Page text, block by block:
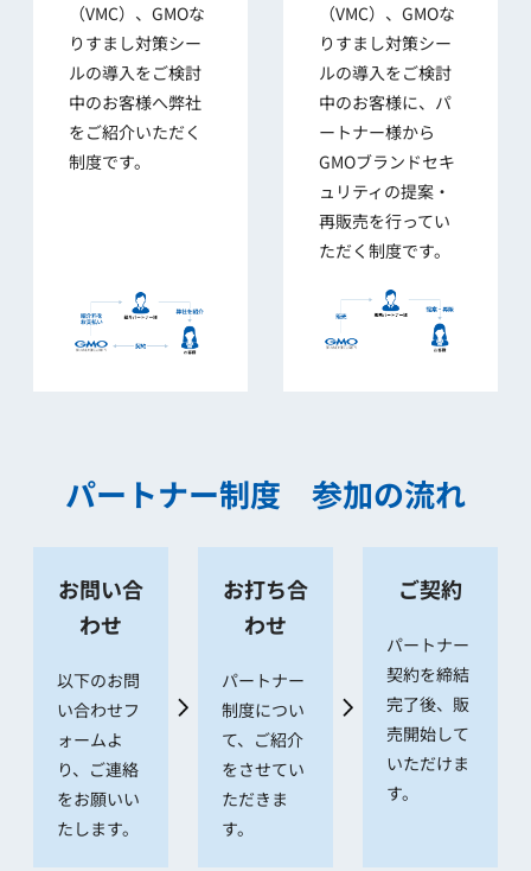
（VMC）、GMOな
りすまし対策シー
ルの導入をご検討
中のお客様へ弊社
をご紹介いただく
制度です。
（VMC）、GMOな
りすまし対策シー
ルの導入をご検討
中のお客様に、パ
ートナー様から
GMOブランドセキ
ュリティの提案・
再販売を行ってい
ただく制度です。
パートナー制度 参加の流れ
お問い合
わせ
以下のお問
い合わせフ
ォームよ
り、ご連絡
をお願いい
たします。
お打ち合
わせ
パートナー
制度につい
て、ご紹介
をさせてい
ただきま
す。
ご契約
パートナー
契約を締結
完了後、販
売開始して
いただけま
す。